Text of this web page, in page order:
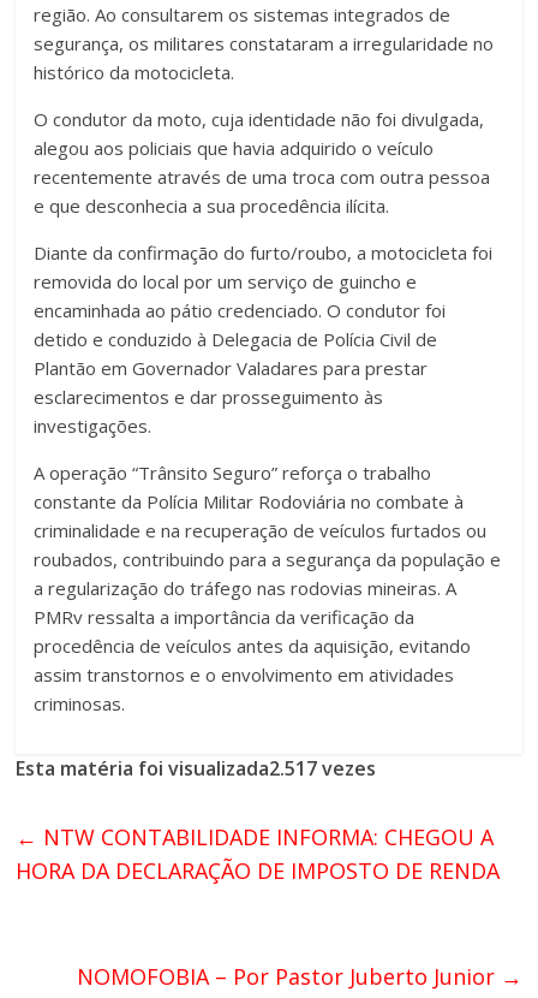
região. Ao consultarem os sistemas integrados de
segurança, os militares constataram a irregularidade no
histórico da motocicleta.
O condutor da moto, cuja identidade não foi divulgada,
alegou aos policiais que havia adquirido o veículo
recentemente através de uma troca com outra pessoa
e que desconhecia a sua procedência ilícita.
Diante da confirmação do furto/roubo, a motocicleta foi
removida do local por um serviço de guincho e
encaminhada ao pátio credenciado. O condutor foi
detido e conduzido à Delegacia de Polícia Civil de
Plantão em Governador Valadares para prestar
esclarecimentos e dar prosseguimento às
investigações.
A operação “Trânsito Seguro” reforça o trabalho
constante da Polícia Militar Rodoviária no combate à
criminalidade e na recuperação de veículos furtados ou
roubados, contribuindo para a segurança da população e
a regularização do tráfego nas rodovias mineiras. A
PMRv ressalta a importância da verificação da
procedência de veículos antes da aquisição, evitando
assim transtornos e o envolvimento em atividades
criminosas.
Esta matéria foi visualizada2.517 vezes
← NTW CONTABILIDADE INFORMA: CHEGOU A
HORA DA DECLARAÇÃO DE IMPOSTO DE RENDA
NOMOFOBIA – Por Pastor Juberto Junior →